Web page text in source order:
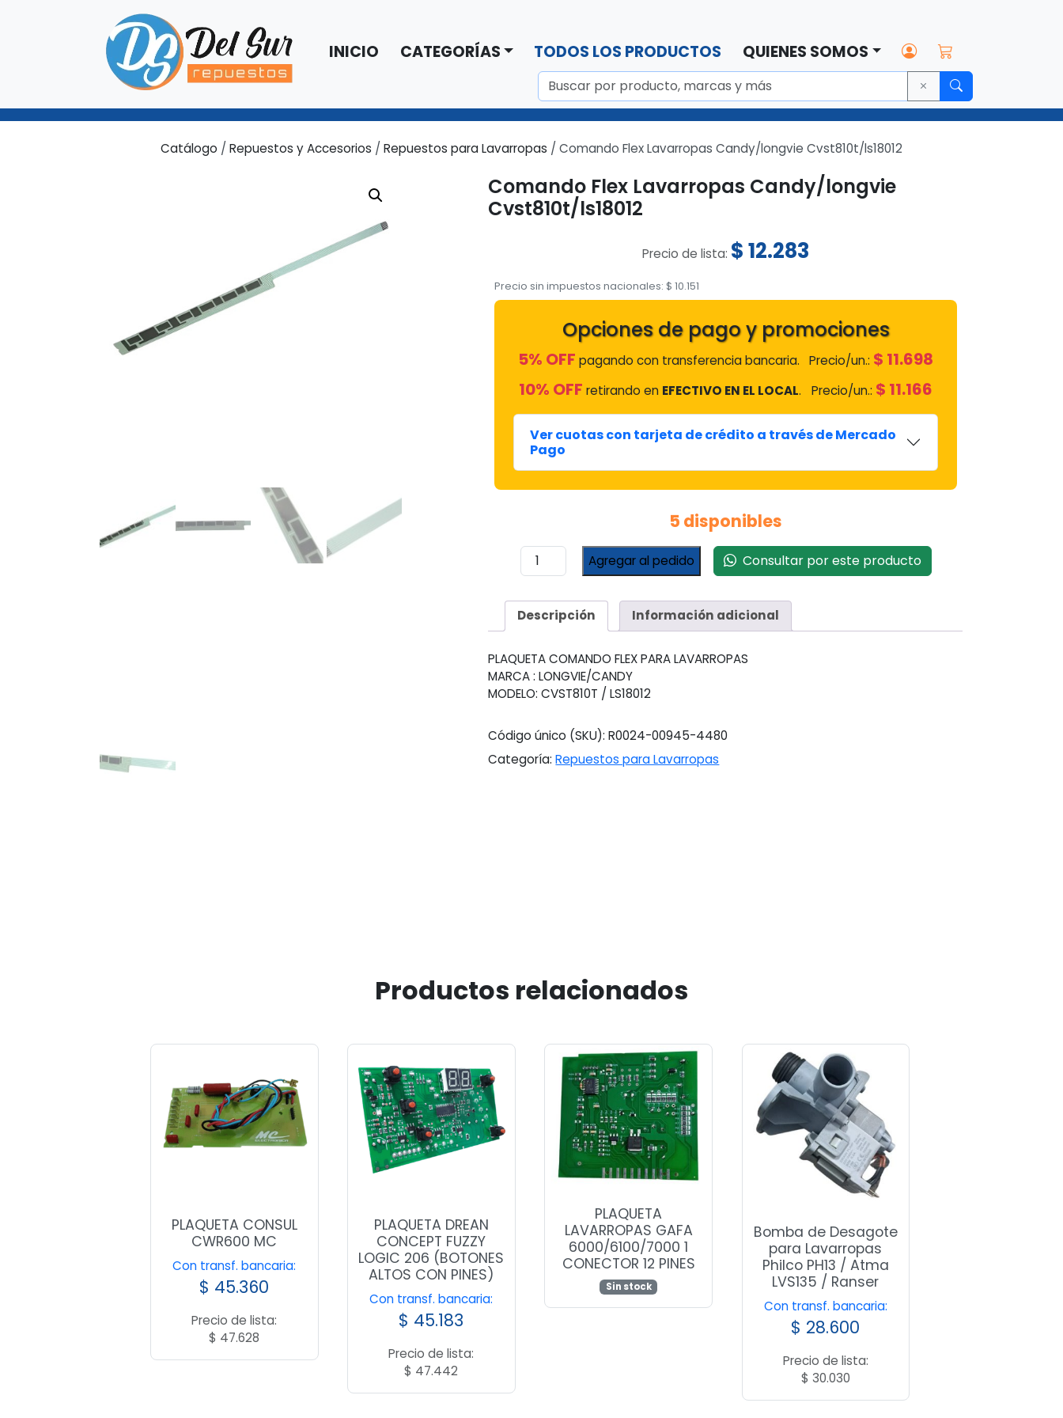
INICIO CATEGORÍAS TODOS LOS PRODUCTOS QUIENES SOMOS
Catálogo / Repuestos y Accesorios / Repuestos para Lavarropas / Comando Flex Lavarropas Candy/longvie Cvst810t/ls18012
Comando Flex Lavarropas Candy/longvie
Cvst810t/ls18012
Precio de lista: $12.283
Precio sin impuestos nacionales:$ 10.151
Opciones de pago y promociones
5% OFF pagando con transferencia bancaria. Precio/un.: $ 11.698
10% OFF retirando en EFECTIVO EN EL LOCAL. Precio/un.: $ 11.166
Ver cuotas con tarjeta de crédito a través de Mercado
Pago
5 disponibles
Comando
Flex
Candy/longvie
Cvst810t/ls18012
Agregar al pedido Consultar por este producto
Descripción Información adicional
PLAQUETA COMANDO FLEX PARA LAVARROPAS
MARCA : LONGVIE/CANDY
MODELO: CVST810T / LS18012
Código único (SKU):R0024-00945-4480
Categoría:Repuestos para Lavarropas
Productos relacionados
PLAQUETA CONSUL
CWR600 MC
Con transf. bancaria:
$ 45.360
Precio de lista:
$ 47.628
PLAQUETA DREAN
CONCEPT FUZZY
LOGIC 206 (BOTONES
ALTOS CON PINES)
Con transf. bancaria:
$ 45.183
Precio de lista:
$ 47.442
PLAQUETA
LAVARROPAS GAFA
6000/6100/7000 1
CONECTOR 12 PINES
Sin stock
Bomba de Desagote
para Lavarropas
Philco PH13 / Atma
LVS135 / Ranser
Con transf. bancaria:
$ 28.600
Precio de lista:
$ 30.030